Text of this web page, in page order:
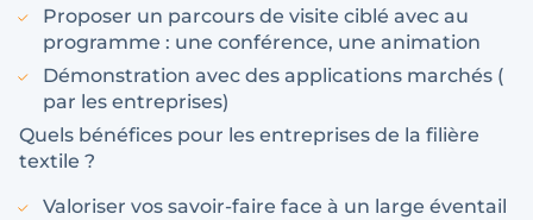
Proposer un parcours de visite ciblé avec au
programme : une conférence, une animation
Démonstration avec des applications marchés (
par les entreprises)
Quels bénéfices pour les entreprises de la filière
textile ?
Valoriser vos savoir-faire face à un large éventail